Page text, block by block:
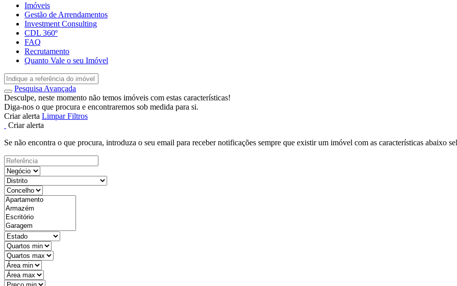
Imóveis
Gestão de Arrendamentos
Investment Consulting
CDL 360º
FAQ
Recrutamento
Quanto Vale o seu Imóvel
Pesquisa Avançada
Desculpe, neste momento não temos imóveis com estas características!
Diga-nos o que procura e encontraremos sob medida para si.
Criar alerta Limpar Filtros
Criar alerta
Se não encontra o que procura, introduza o seu email para receber notificações sempre que existir um imóvel com as características abaixo